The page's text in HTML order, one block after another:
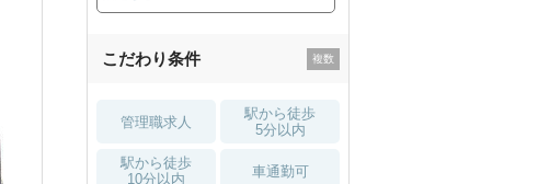
こだわり条件
管理職求人
駅から徒歩
5分以内
駅から徒歩
10分以内
車通勤可